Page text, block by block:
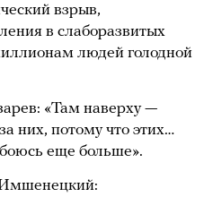
взрыв,
в слаборазвитых
людей голодной
«Там наверху —
них, потому что этих…
еще больше».